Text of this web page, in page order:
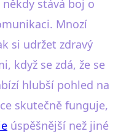
stává boj o
Mnozí
si udržet zdravý
když se zdá, že se
hlubší pohled na
skutečně funguje,
úspěšnější než jiné